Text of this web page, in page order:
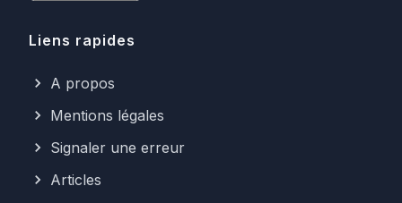
Liens rapides
A propos
Mentions légales
Signaler une erreur
Articles